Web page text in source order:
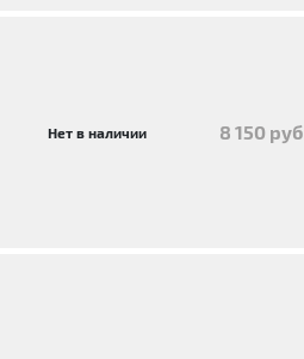
Нет в наличии 8 150 руб